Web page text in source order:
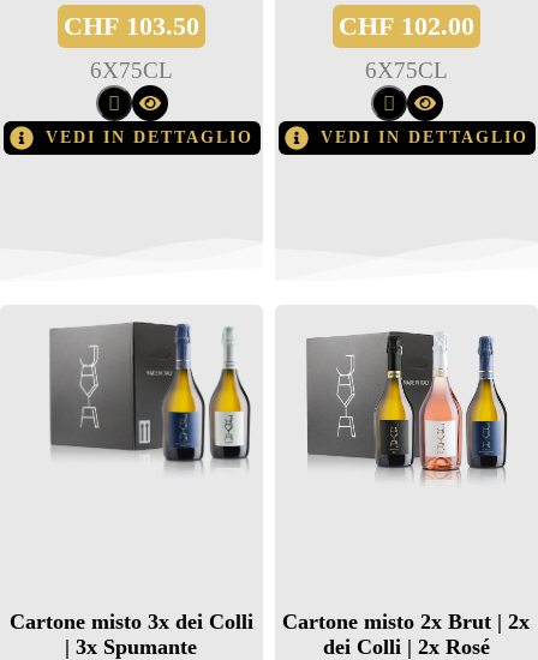
CHF 103.50
6X75CL
VEDI IN DETTAGLIO
CHF 102.00
6X75CL
VEDI IN DETTAGLIO
Cartone misto 3x dei Colli
| 3x Spumante
Cartone misto 2x Brut | 2x
dei Colli | 2x Rosé